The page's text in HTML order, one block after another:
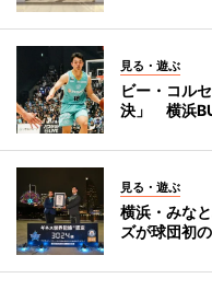
見る・遊ぶ
ビー・コル
決」 横浜
見る・遊ぶ
横浜・みな
ズが球団初